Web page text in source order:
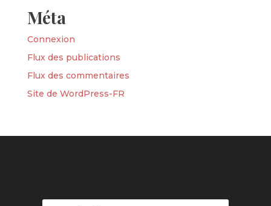
Méta
Connexion
Flux des publications
Flux des commentaires
Site de WordPress-FR